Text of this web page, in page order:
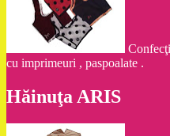
cu imprimeuri , paspoalate .
Hăinuţa ARIS